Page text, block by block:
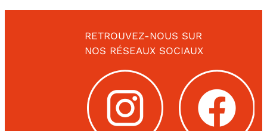
RETROUVEZ-NOUS SUR
NOS RÉSEAUX SOCIAUX